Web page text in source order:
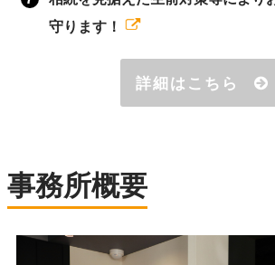
守ります！
詳細はこちら
事務所概要